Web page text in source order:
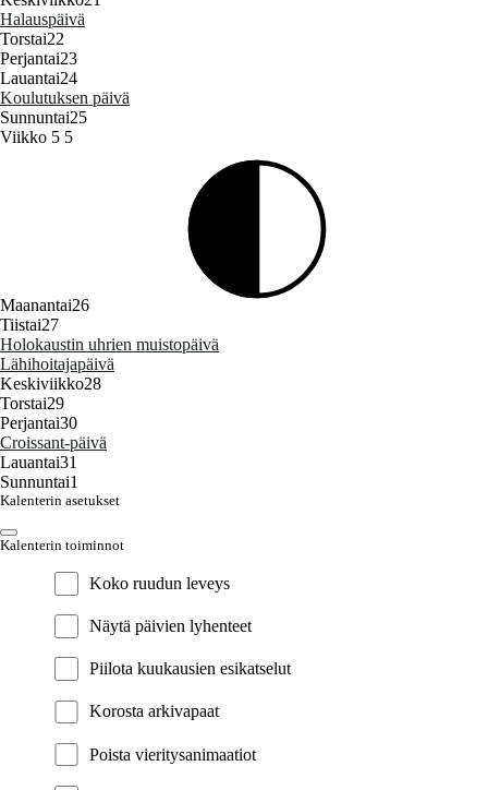
Halauspäivä
Torstai22
Perjantai23
Lauantai24
Koulutuksen päivä
Sunnuntai25
Viikko 5 5
Maanantai26
Tiistai27
Holokaustin uhrien muistopäivä
Lähihoitajapäivä
Keskiviikko28
Torstai29
Perjantai30
Croissant‑päivä
Lauantai31
Sunnuntai1
Kalenterin asetukset
Kalenterin toiminnot
Koko ruudun leveys
Näytä päivien lyhenteet
Piilota kuukausien esikatselut
Korosta arkivapaat
Poista vieritysanimaatiot